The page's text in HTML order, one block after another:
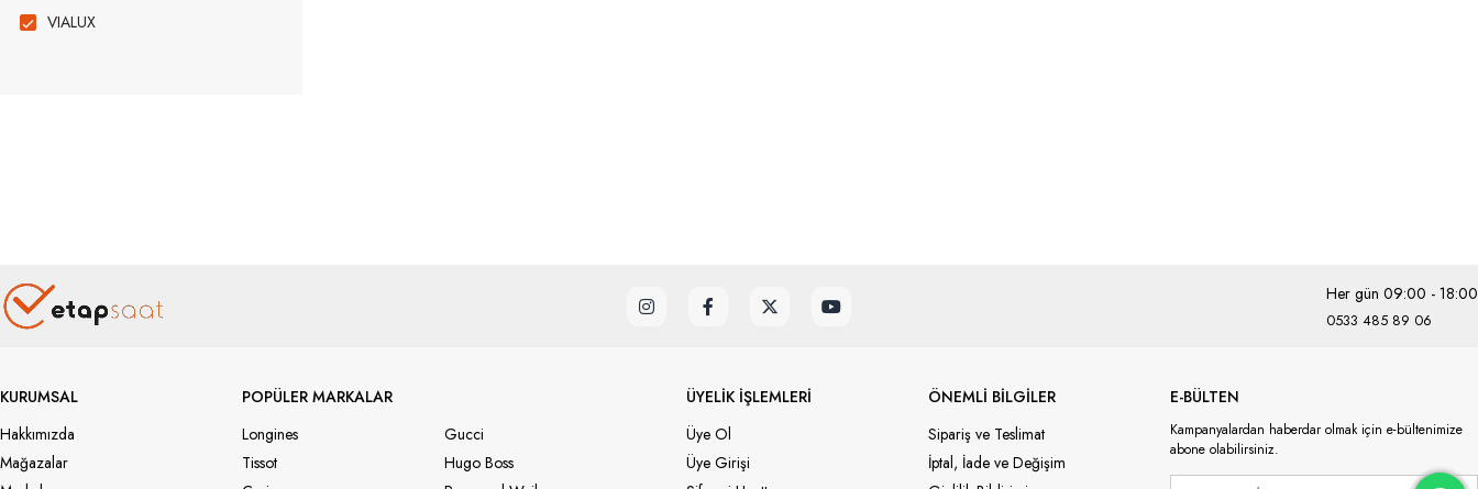
VIALUX
Her gün 09:00 - 18:00
0533 485 89 06
KURUMSAL
Hakkımızda
Mağazalar
POPÜLER MARKALAR
Longines
Tissot
Gucci
Hugo Boss
ÜYELİK İŞLEMLERİ
Üye Ol
Üye Girişi
ÖNEMLİ BİLGİLER
Sipariş ve Teslimat
İptal, İade ve Değişim
E-BÜLTEN
Kampanyalardan haberdar olmak için e-bültenimize
abone olabilirsiniz.